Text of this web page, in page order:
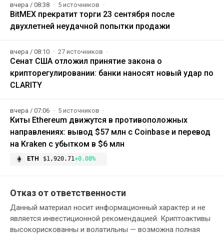
вчера / 08:38 5 источников
BitMEX прекратит торги 23 сентября после
двухлетней неудачной попытки продажи
вчера / 08:10 27 источников
Сенат США отложил принятие закона о
крипторегулировании: банки наносят новый удар по
CLARITY
вчера / 07:06 5 источников
Киты Ethereum движутся в противоположных
направлениях: вывод $57 млн с Coinbase и перевод
на Kraken с убытком в $6 млн
ETH $1,920.71+0.08%
Отказ от ответственности
Данный материал носит информационный характер и не
является инвестиционной рекомендацией. Криптоактивы
высокорискованны и волатильны — возможна полная